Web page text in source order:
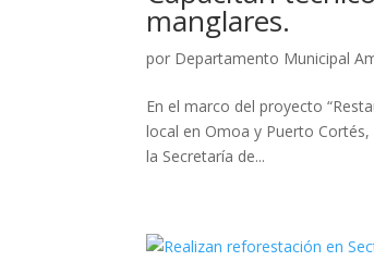
manglares.
por Departamento Municipal
En el marco del proyecto
local en Omoa y Puerto
la Secretaría de...